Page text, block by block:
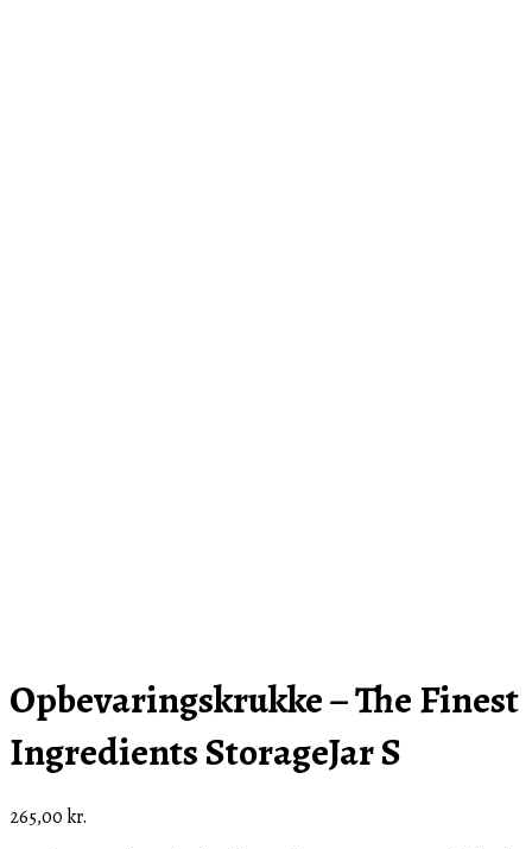
Opbevaringskrukke – The Finest
Ingredients StorageJar S
265,00kr.